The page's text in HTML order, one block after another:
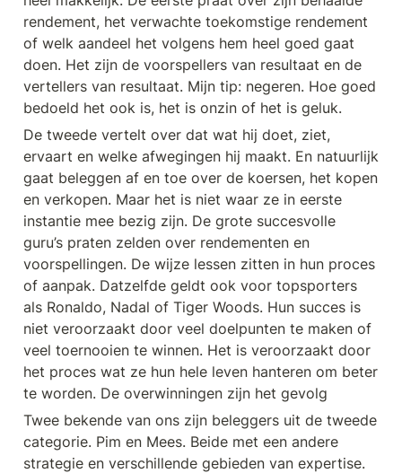
rendement, het verwachte toekomstige rendement
of welk aandeel het volgens hem heel goed gaat
doen. Het zijn de voorspellers van resultaat en de
vertellers van resultaat. Mijn tip: negeren. Hoe goed
bedoeld het ook is, het is onzin of het is geluk.
De tweede vertelt over dat wat hij doet, ziet,
ervaart en welke afwegingen hij maakt. En natuurlijk
gaat beleggen af en toe over de koersen, het kopen
en verkopen. Maar het is niet waar ze in eerste
instantie mee bezig zijn. De grote succesvolle
guru’s praten zelden over rendementen en
voorspellingen. De wijze lessen zitten in hun proces
of aanpak. Datzelfde geldt ook voor topsporters
als Ronaldo, Nadal of Tiger Woods. Hun succes is
niet veroorzaakt door veel doelpunten te maken of
veel toernooien te winnen. Het is veroorzaakt door
het proces wat ze hun hele leven hanteren om beter
te worden. De overwinningen zijn het gevolg
Twee bekende van ons zijn beleggers uit de tweede
categorie. Pim en Mees. Beide met een andere
strategie en verschillende gebieden van expertise.